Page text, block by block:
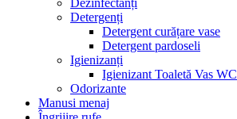
Dezinfectanți
Detergenți
Detergent curățare vase
Detergent pardoseli
Igienizanți
Igienizant Toaletă Vas WC
Odorizante
Manusi menaj